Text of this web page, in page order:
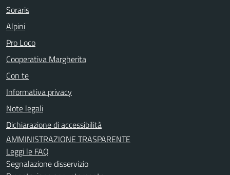
Soraris
Alpini
Pro Loco
Cooperativa Margherita
Con te
Informativa privacy
Note legali
Dichiarazione di accessibilità
AMMINISTRAZIONE TRASPARENTE
Leggi le FAQ
Segnalazione disservizio